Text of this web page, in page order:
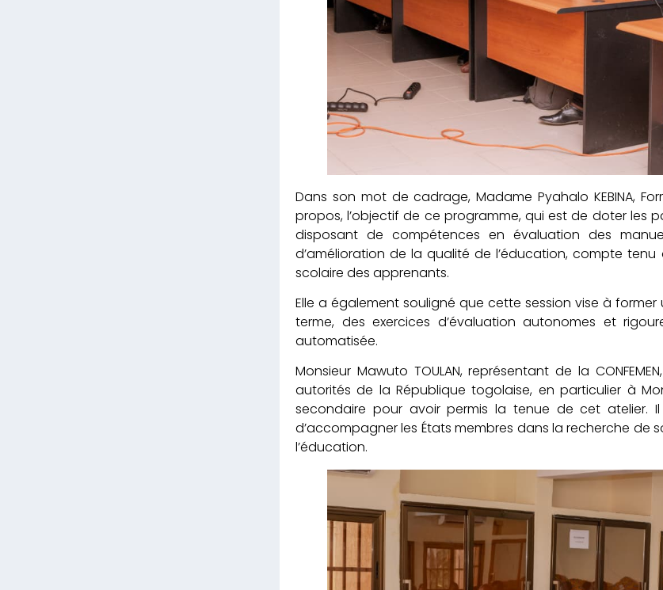
Dans son mot de cadrage, Madame Pyahalo KEBINA,
propos, l’objectif de ce programme, qui est de doter les
disposant de compétences en évaluation des
d’amélioration de la qualité de l’éducation, compte
scolaire des apprenants.
Elle a également souligné que cette session vise à
terme, des exercices d’évaluation autonomes et
automatisée.
Monsieur Mawuto TOULAN, représentant de la
autorités de la République togolaise, en particulier à
secondaire pour avoir permis la tenue de cet atelier. Il
d’accompagner les États membres dans la recherche de
l’éducation.